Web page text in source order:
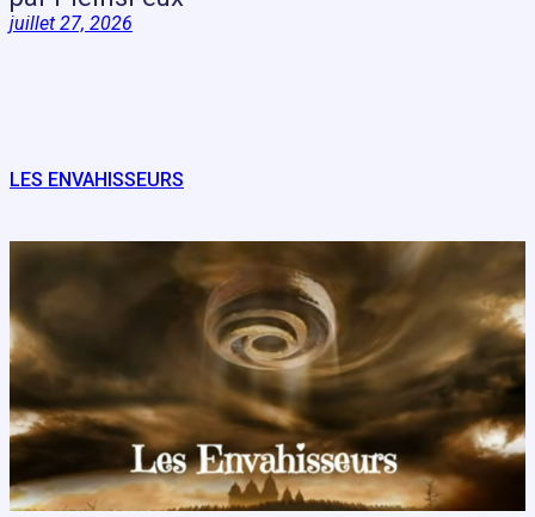
juillet 27, 2026
LES ENVAHISSEURS